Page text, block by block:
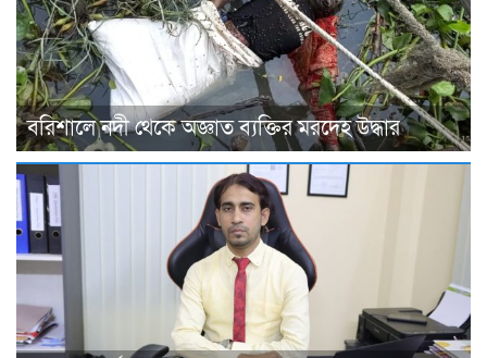
বরিশালে নদী থেকে অজ্ঞাত ব্যক্তির মরদেহ উদ্ধার